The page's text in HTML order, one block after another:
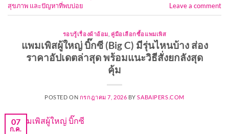
สุขภาพ และปัญหาที่พบบ่อย
Leave a comment
รอบรู้เรื่องผ้าอ้อม คู่มือเลือกซื้อแพมเพิส
แพมเพิสผู้ใหญ่ บิ๊กซี (Big C) มีรุ่นไหนบ้าง ส่อง
ราคาอัปเดตล่าสุด พร้อมแนะวิธีสั่งยกลังสุด
คุ้ม
POSTED ON กรกฎาคม 7, 2026 BYSABAIPERS.COM
07
ก.ค.